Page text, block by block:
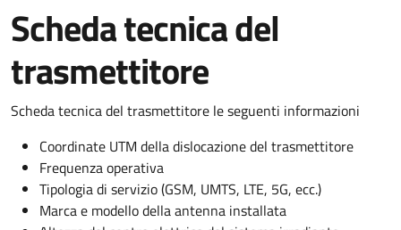
Scheda tecnica del
trasmettitore
Scheda tecnica del trasmettitore le seguenti informazioni
Coordinate UTM della dislocazione del trasmettitore
Frequenza operativa
Tipologia di servizio (GSM, UMTS, LTE, 5G, ecc.)
Marca e modello della antenna installata